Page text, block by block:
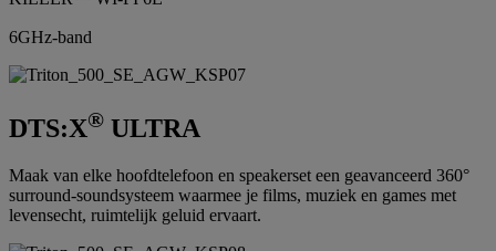
6GHz-band
DTS:X® ULTRA
Maak van elke hoofdtelefoon en speakerset een geavanceerd 360°
surround-soundsysteem waarmee je films, muziek en games met
levensecht, ruimtelijk geluid ervaart.